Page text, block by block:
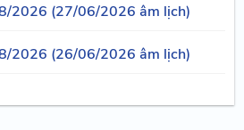
2026 (27/06/2026 âm lịch)
2026 (26/06/2026 âm lịch)